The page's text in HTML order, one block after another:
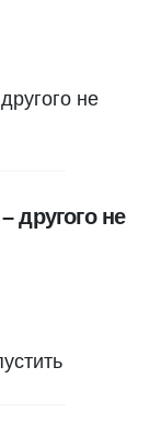
другого не